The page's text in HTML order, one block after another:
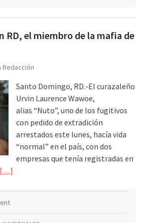
RD, el miembro de la mafia de
Redacción
Santo Domingo, RD.-El curazaleño
Urvin Laurence Wawoe,
alias “Nuto”, uno de los fugitivos
con pedido de extradición
arrestados este lunes, hacía vida
“normal” en el país, con dos
empresas que tenía registradas en
[…]